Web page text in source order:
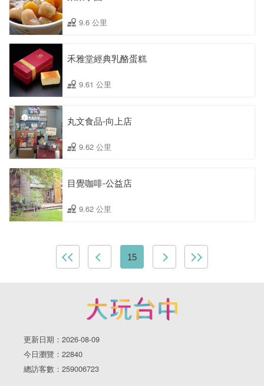
9.6 公里
禾雅堂經典乳酪蛋糕
9.61 公里
丸文食品-向上店
9.62 公里
目覺咖啡-公益店
9.62 公里
15
更新日期：2026-08-09
今日瀏覽：22840
總訪客數：259006723